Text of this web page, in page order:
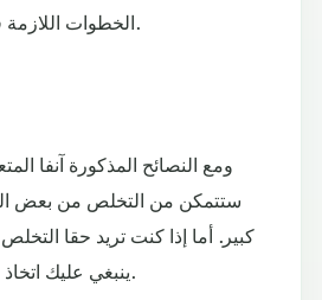
الخطوات اللازمة في أسرع وقت ممكن.
ومع النصائح المذكورة آنفا
ستتمكن من التخلص من بعض
كبير. أما إذا كنت تريد حقا
ينبغي عليك اتخاذ بعض الخطوات الهامة.